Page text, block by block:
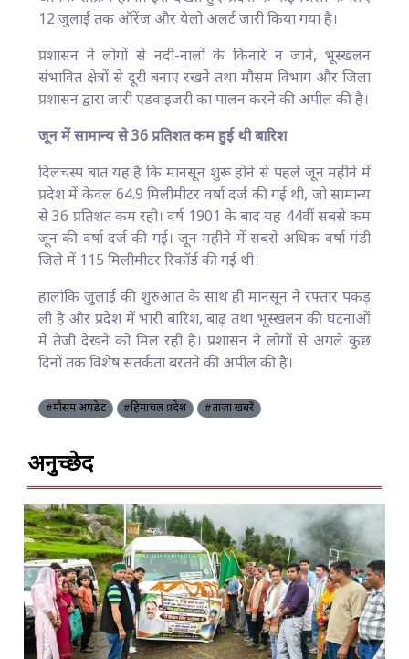
12 जुलाई तक ऑरेंज और येलो अलर्ट जारी किया गया है।
प्रशासन ने लोगों से नदी-नालों के किनारे न जाने, भूस्खलन
संभावित क्षेत्रों से दूरी बनाए रखने तथा मौसम विभाग और जिला
प्रशासन द्वारा जारी एडवाइजरी का पालन करने की अपील की है।
जून में सामान्य से 36 प्रतिशत कम हुई थी बारिश
दिलचस्प बात यह है कि मानसून शुरू होने से पहले जून महीने में
प्रदेश में केवल 64.9 मिलीमीटर वर्षा दर्ज की गई थी, जो सामान्य
से 36 प्रतिशत कम रही। वर्ष 1901 के बाद यह 44वीं सबसे कम
जून की वर्षा दर्ज की गई। जून महीने में सबसे अधिक वर्षा मंडी
जिले में 115 मिलीमीटर रिकॉर्ड की गई थी।
हालांकि जुलाई की शुरुआत के साथ ही मानसून ने रफ्तार पकड़
ली है और प्रदेश में भारी बारिश, बाढ़ तथा भूस्खलन की घटनाओं
में तेजी देखने को मिल रही है। प्रशासन ने लोगों से अगले कुछ
दिनों तक विशेष सतर्कता बरतने की अपील की है।
#मौसम अपडेट #हिमाचल प्रदेश #ताज़ा खबरें
अनुच्छेद